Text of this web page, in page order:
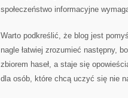
społeczeństwo informacyjne
Warto podkreślić, że blog jest
nagle łatwiej zrozumieć następny,
zbiorem haseł, a staje się
dla osób, które chcą uczyć się nie